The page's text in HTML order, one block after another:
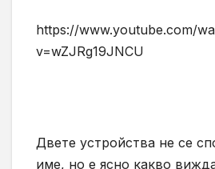
https://www.youtube.com/
v=wZJRg19JNCU
Двете устройства не се
име, но е ясно какво